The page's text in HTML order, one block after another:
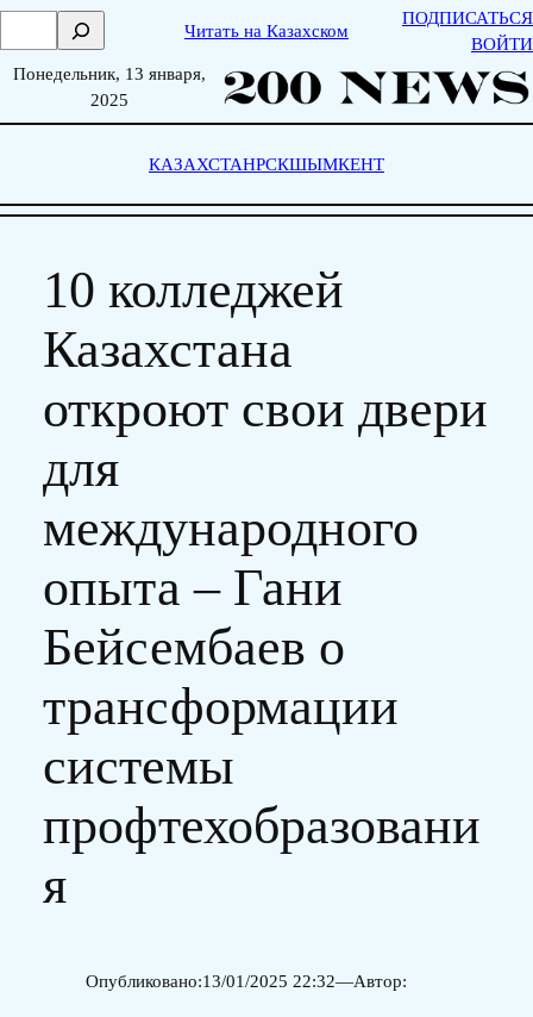
Skip
content
о
к
Читать на Казахском
ПОДПИСАТЬСЯ
ВОЙТИ
Понедельник, 13 января,
2025
КАЗАХСТАНРСКШЫМКЕНТ
10 колледжей
Казахстана
откроют свои двери
для
международного
опыта – Гани
Бейсембаев о
трансформации
системы
профтехобразовани
я
Опубликовано:13/01/2025 22:32—Автор: